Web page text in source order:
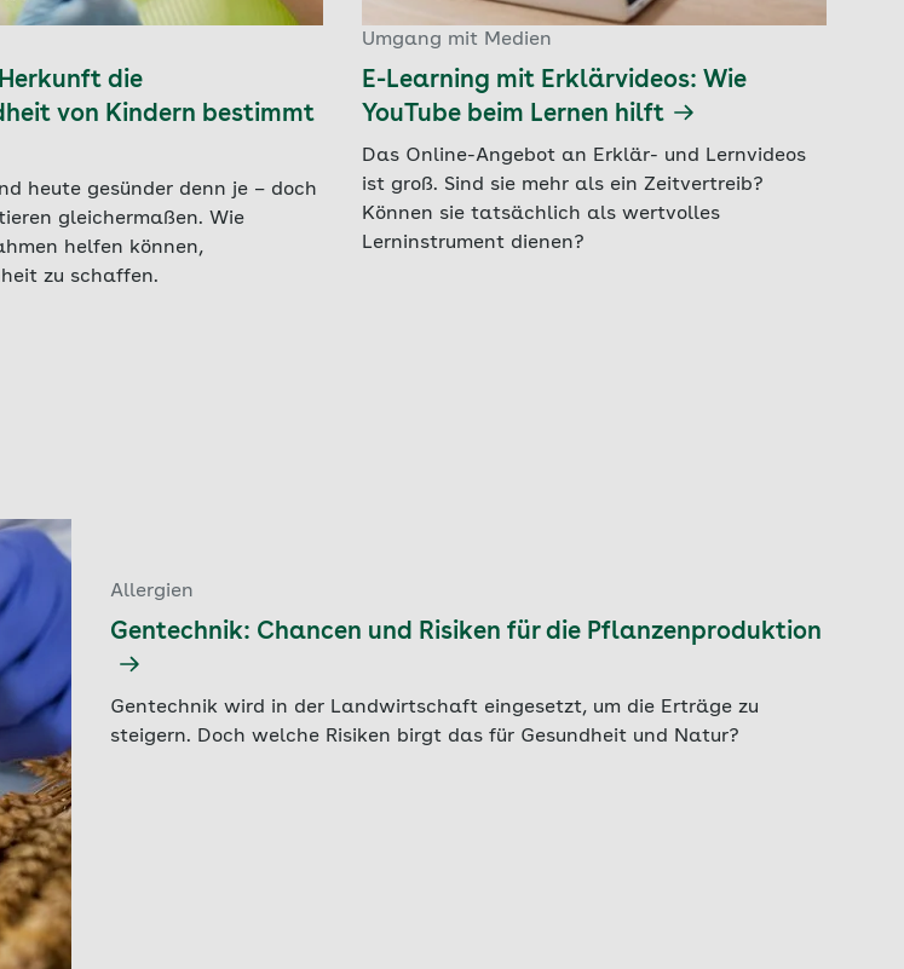
die
von Kindern bestimmt
heute gesünder denn je – doch
gleichermaßen. Wie
helfen können,
zu schaffen.
Umgang mit Medien
E-Learning mit Erklärvideos: Wie
YouTube beim Lernen hilft
Das Online-Angebot an Erklär- und Lernvideos
ist groß. Sind sie mehr als ein Zeitvertreib?
Können sie tatsächlich als wertvolles
Lerninstrument dienen?
Allergien
Gentechnik: Chancen und Risiken für die Pflanzenproduktion
Gentechnik wird in der Landwirtschaft eingesetzt, um die Erträge zu
steigern. Doch welche Risiken birgt das für Gesundheit und Natur?